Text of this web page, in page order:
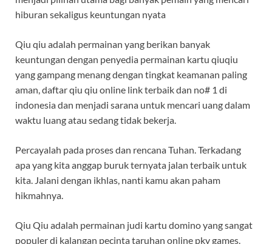
hiburan sekaligus keuntungan nyata
Qiu qiu adalah permainan yang berikan banyak
keuntungan dengan penyedia permainan kartu qiuqiu
yang gampang menang dengan tingkat keamanan paling
aman, daftar qiu qiu online link terbaik dan no# 1 di
indonesia dan menjadi sarana untuk mencari uang dalam
waktu luang atau sedang tidak bekerja.
Percayalah pada proses dan rencana Tuhan. Terkadang
apa yang kita anggap buruk ternyata jalan terbaik untuk
kita. Jalani dengan ikhlas, nanti kamu akan paham
hikmahnya.
Qiu Qiu adalah permainan judi kartu domino yang sangat
populer di kalangan pecinta taruhan online pkv games.